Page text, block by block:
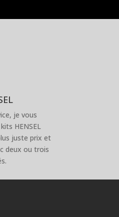
je vous
HENSEL
juste prix et
deux ou trois